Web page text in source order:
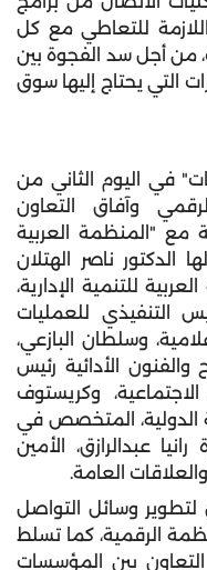
اللازمة للتعاطي مع كل
من أجل سد الفجوة بين
التي يحتاج إليها سوق
في اليوم الثاني من
وآفاق التعاون
مع "المنظمة العربية
الدكتور ناصر الهتلان
للتنمية الإدارية،
التنفيذي للعمليات
وسلطان البازعي،
والفنون الأدائية رئيس
وكريستوف
الدولية، المتخصص في
رانيا عبدالرازق، الأمين
العامة.
وسائل التواصل
الرقمية، كما تسلط
بين المؤسسات